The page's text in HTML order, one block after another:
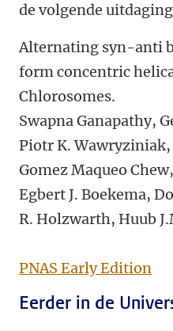
de volgende
Alternating syn-anti
form concentric
Chlorosomes.
Swapna Ganapathy,
Piotr K.
Gomez Maqueo
Egbert J. Boekema,
R. Holzwarth, Huub
PNAS Early Edition
Eerder in de